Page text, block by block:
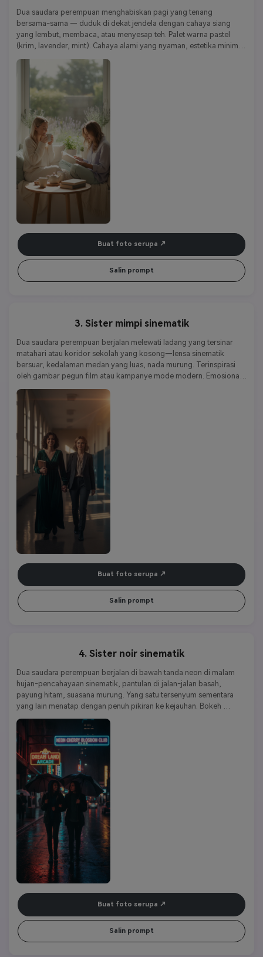
Dua saudara perempuan menghabiskan pagi yang tenang
bersama-sama — duduk di dekat jendela dengan cahaya siang
yang lembut, membaca, atau menyesap teh. Palet warna pastel
(krim, lavender, mint). Cahaya alami yang nyaman, estetika minimal,
Kata kunci gaya:
Realisme pastel | Minimal | tenang | nyaman |
estetika
Buat foto serupa
Salin prompt
3. Sister mimpi sinematik
Dua saudara perempuan berjalan melewati ladang yang tersinar
matahari atau koridor sekolah yang kosong—lensa sinematik
bersuar, kedalaman medan yang luas, nada murung. Terinspirasi
oleh gambar pegun film atau kampanye mode modern. Emosional
Kata kunci gaya:
bergaya | atmosfer
Buat foto serupa
Salin prompt
4. Sister noir sinematik
Dua saudara perempuan berjalan di bawah tanda neon di malam
hujan-pencahayaan sinematik, pantulan di jalan-jalan basah,
payung hitam, suasana murung. Yang satu tersenyum sementara
yang lain menatap dengan penuh pikiran ke kejauhan. Bokeh
lembut, tekstur butiran film, detail 4k.
Kata kunci gaya:
Neo-Noir | sinematik | Moody | reflektif |
emosional
Buat foto serupa
Salin prompt